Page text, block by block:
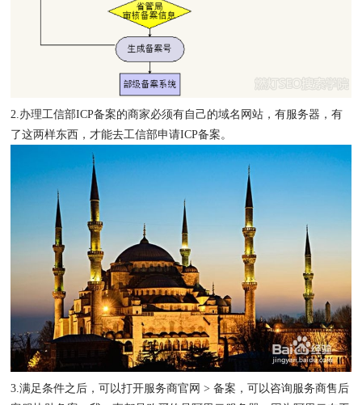
2.办理工信部ICP备案的商家必须有自己的域名网站，有服务器，有
了这两样东西，才能去工信部申请ICP备案。
3.满足条件之后，可以打开服务商官网 > 备案，可以咨询服务商售后